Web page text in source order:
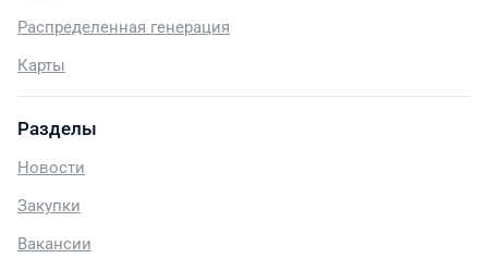
Распределенная генерация
Карты
Разделы
Новости
Закупки
Вакансии